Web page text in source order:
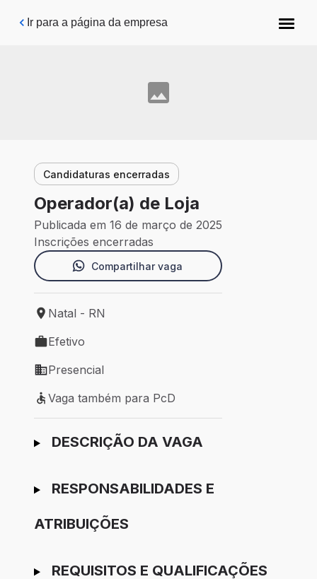
Pular para o conteúdo principal
Ir para a página da empresa
Candidaturas encerradas
Operador(a) de Loja
Publicada em 16 de março de 2025
Inscrições encerradas
Compartilhar vaga
Local de trabalho: Natal - RN
Natal - RN
Tipo de vaga: Efetivo
Efetivo
Modelo de trabalho: Presencial
Presencial
Vaga também para PcD
Vaga também para PcD
Ir para candidatura
DESCRIÇÃO DA VAGA
RESPONSABILIDADES E
ATRIBUIÇÕES
REQUISITOS E QUALIFICAÇÕES